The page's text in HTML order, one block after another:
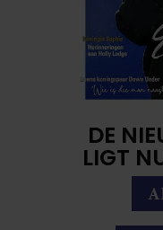
DE
LIGT